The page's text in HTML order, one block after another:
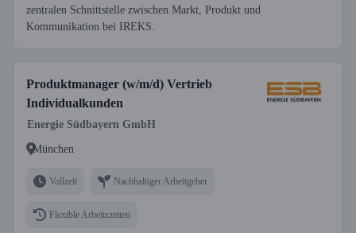
zentralen Schnittstelle zwischen Markt, Produkt und
Kommunikation bei IREKS.
Produktmanager (w/m/d) Vertrieb
Individualkunden
Energie Südbayern GmbH
München
Vollzeit Nachhaltiger Arbeitgeber
Flexible Arbeitszeiten